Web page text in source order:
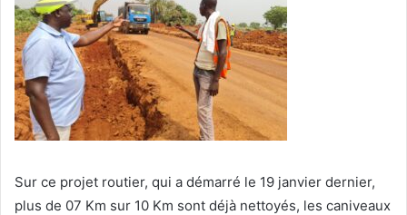
Sur ce projet routier, qui a démarré le 19 janvier dernier,
plus de 07 Km sur 10 Km sont déjà nettoyés, les caniveaux